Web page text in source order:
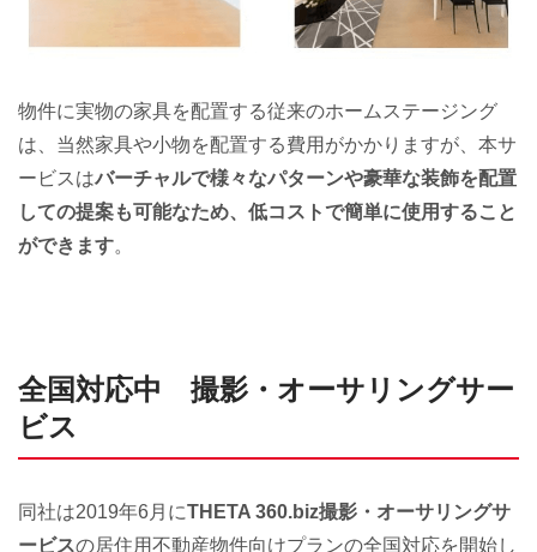
物件に実物の家具を配置する従来のホームステージング
は、当然家具や小物を配置する費用がかかりますが、本サ
ービスはバーチャルで様々なパターンや豪華な装飾を配置
しての提案も可能なため、低コストで簡単に使用すること
ができます。
全国対応中 撮影・オーサリングサー
ビス
同社は2019年6月にTHETA 360.biz撮影・オーサリングサ
ービスの居住用不動産物件向けプランの全国対応を開始し